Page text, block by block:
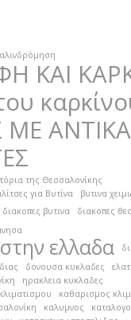
ΚΑΙ
της Θεσσαλονίκης
για Βυτίνα
βυτινα
διακοπες βυτινα
διακοπες
ελλαδα
δονουσα κυκλαδες
ηρακλεια κυκλαδες
καθαρισμος
καλυμνος